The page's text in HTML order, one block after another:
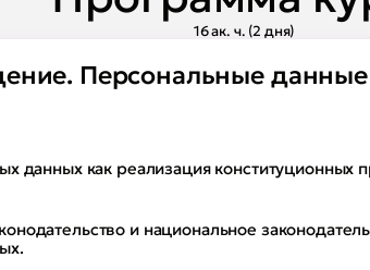
при
контроля и
16 ак. ч. (2 дня)
Персональные
данных как реализация конституционных
и национальное